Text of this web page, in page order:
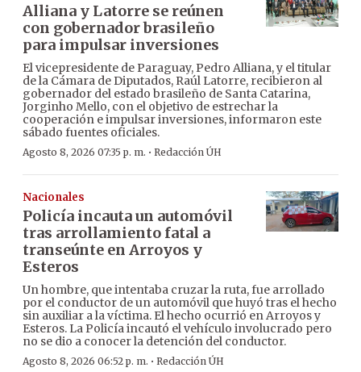
Alliana y Latorre se reúnen
con gobernador brasileño
para impulsar inversiones
El vicepresidente de Paraguay, Pedro Alliana, y el titular
de la Cámara de Diputados, Raúl Latorre, recibieron al
gobernador del estado brasileño de Santa Catarina,
Jorginho Mello, con el objetivo de estrechar la
cooperación e impulsar inversiones, informaron este
sábado fuentes oficiales.
Agosto 8, 2026 07:35 p. m. · Redacción ÚH
Nacionales
Policía incauta un automóvil
tras arrollamiento fatal a
transeúnte en Arroyos y
Esteros
Un hombre, que intentaba cruzar la ruta, fue arrollado
por el conductor de un automóvil que huyó tras el hecho
sin auxiliar a la víctima. El hecho ocurrió en Arroyos y
Esteros. La Policía incautó el vehículo involucrado pero
no se dio a conocer la detención del conductor.
Agosto 8, 2026 06:52 p. m. · Redacción ÚH